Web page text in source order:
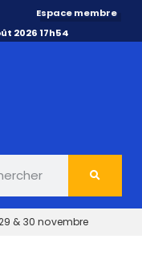
Espace membre
2026 17h54
& 30 novembre